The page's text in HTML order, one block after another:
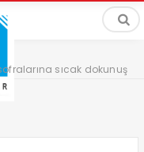
sıcak dokunuş